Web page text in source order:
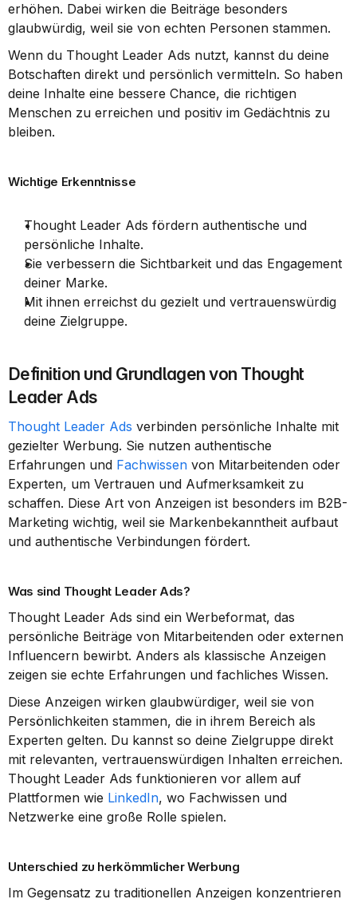
erhöhen. Dabei wirken die Beiträge besonders
glaubwürdig, weil sie von echten Personen stammen.
Wenn du Thought Leader Ads nutzt, kannst du deine
Botschaften direkt und persönlich vermitteln. So haben
deine Inhalte eine bessere Chance, die richtigen
Menschen zu erreichen und positiv im Gedächtnis zu
bleiben.
Wichtige Erkenntnisse
Thought Leader Ads fördern authentische und
persönliche Inhalte.
Sie verbessern die Sichtbarkeit und das Engagement
deiner Marke.
Mit ihnen erreichst du gezielt und vertrauenswürdig
deine Zielgruppe.
Definition und Grundlagen von Thought
Leader Ads
Thought Leader Ads verbinden persönliche Inhalte mit
gezielter Werbung. Sie nutzen authentische
Erfahrungen und Fachwissen von Mitarbeitenden oder
Experten, um Vertrauen und Aufmerksamkeit zu
schaffen. Diese Art von Anzeigen ist besonders im B2B-
Marketing wichtig, weil sie Markenbekanntheit aufbaut
und authentische Verbindungen fördert.
Was sind Thought Leader Ads?
Thought Leader Ads sind ein Werbeformat, das
persönliche Beiträge von Mitarbeitenden oder externen
Influencern bewirbt. Anders als klassische Anzeigen
zeigen sie echte Erfahrungen und fachliches Wissen.
Diese Anzeigen wirken glaubwürdiger, weil sie von
Persönlichkeiten stammen, die in ihrem Bereich als
Experten gelten. Du kannst so deine Zielgruppe direkt
mit relevanten, vertrauenswürdigen Inhalten erreichen.
Thought Leader Ads funktionieren vor allem auf
Plattformen wie LinkedIn, wo Fachwissen und
Netzwerke eine große Rolle spielen.
Unterschied zu herkömmlicher Werbung
Im Gegensatz zu traditionellen Anzeigen konzentrieren